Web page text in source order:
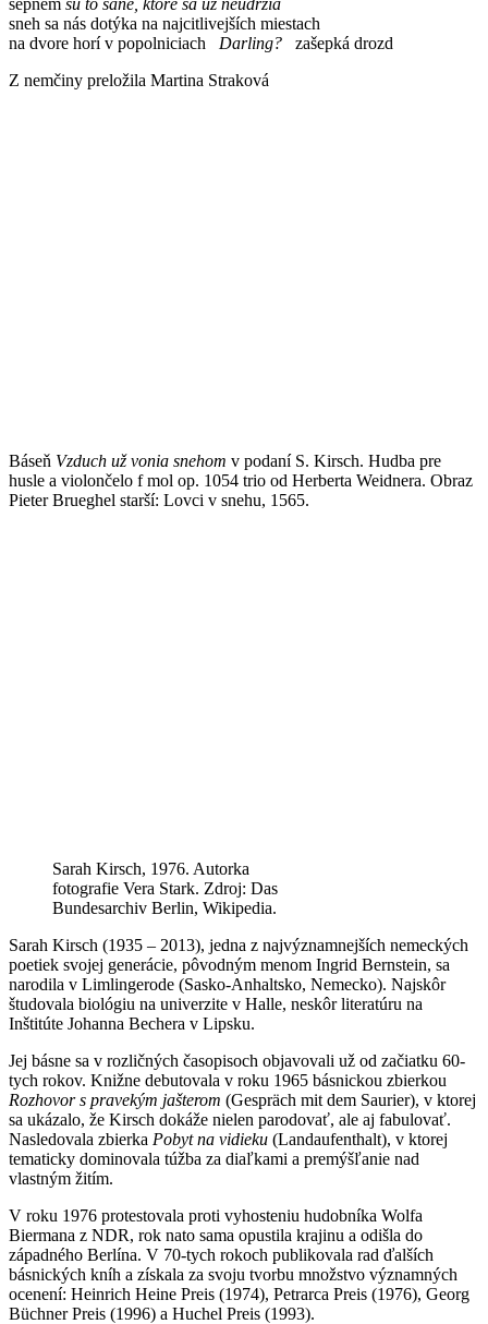
sneh sa nás dotýka na najcitlivejších miestach
na dvore horí v popolniciach Darling? zašepká drozd
Z nemčiny preložila Martina Straková
Báseň Vzduch už vonia snehom v podaní S. Kirsch. Hudba pre
husle a violončelo f mol op. 1054 trio od Herberta Weidnera. Obraz
Pieter Brueghel starší: Lovci v snehu, 1565.
Sarah Kirsch, 1976. Autorka
fotografie Vera Stark. Zdroj: Das
Bundesarchiv Berlin, Wikipedia.
Sarah Kirsch (1935 – 2013), jedna z najvýznamnejších nemeckých
poetiek svojej generácie, pôvodným menom Ingrid Bernstein, sa
narodila v Limlingerode (Sasko-Anhaltsko, Nemecko). Najskôr
študovala biológiu na univerzite v Halle, neskôr literatúru na
Inštitúte Johanna Bechera v Lipsku.
Jej básne sa v rozličných časopisoch objavovali už od začiatku 60-
tych rokov. Knižne debutovala v roku 1965 básnickou zbierkou
Rozhovor s pravekým jašterom (Gespräch mit dem Saurier), v ktorej
sa ukázalo, že Kirsch dokáže nielen parodovať, ale aj fabulovať.
Nasledovala zbierka Pobyt na vidieku (Landaufenthalt), v ktorej
tematicky dominovala túžba za diaľkami a premýšľanie nad
vlastným žitím.
V roku 1976 protestovala proti vyhosteniu hudobníka Wolfa
Biermana z NDR, rok nato sama opustila krajinu a odišla do
západného Berlína. V 70-tych rokoch publikovala rad ďalších
básnických kníh a získala za svoju tvorbu množstvo významných
ocenení: Heinrich Heine Preis (1974), Petrarca Preis (1976), Georg
Büchner Preis (1996) a Huchel Preis (1993).